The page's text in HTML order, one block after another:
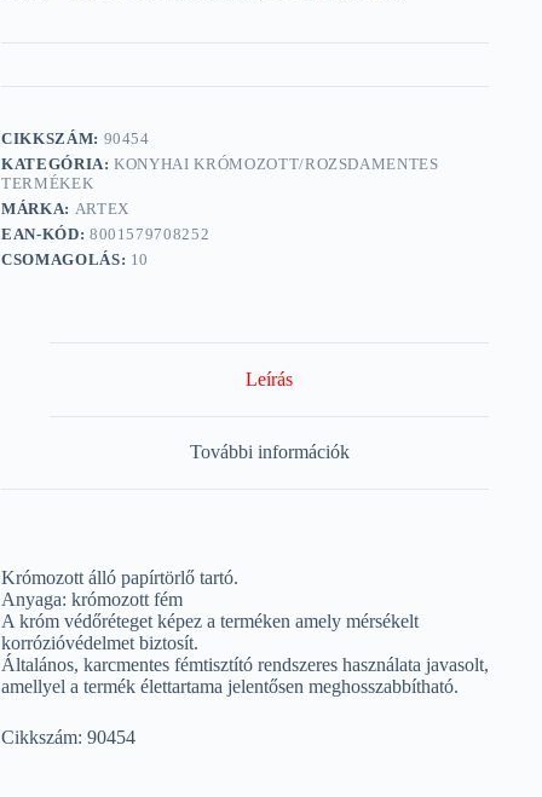
CIKKSZÁM: 90454
KATEGÓRIA:KONYHAI KRÓMOZOTT/ROZSDAMENTES
TERMÉKEK
MÁRKA: ARTEX
EAN-KÓD: 8001579708252
CSOMAGOLÁS: 10
Leírás
További információk
Krómozott álló papírtörlő tartó.
Anyaga: krómozott fém
A króm védőréteget képez a terméken amely mérsékelt
korrózióvédelmet biztosít.
Általános, karcmentes fémtisztító rendszeres használata javasolt,
amellyel a termék élettartama jelentősen meghosszabbítható.
Cikkszám: 90454